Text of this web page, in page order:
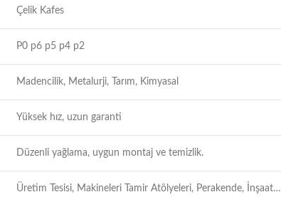
Çelik Kafes
P0 p6 p5 p4 p2
Madencilik, Metalurji, Tarım, Kimyasal
Yüksek hız, uzun garanti
Düzenli yağlama, uygun montaj ve temizlik.
Üretim Tesisi, Makineleri Tamir Atölyeleri, Perakende, İnşaat…